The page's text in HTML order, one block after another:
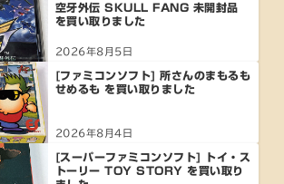
空牙外伝 SKULL FANG 未開封品
を買い取りました
2026年8月5日
[ファミコンソフト] 所さんのまもるも
せめるも を買い取りました
2026年8月4日
[スーパーファミコンソフト] トイ・ス
トーリー TOY STORY を買い取り